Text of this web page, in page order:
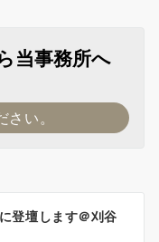
当事務所へ
い。
登壇します＠刈谷